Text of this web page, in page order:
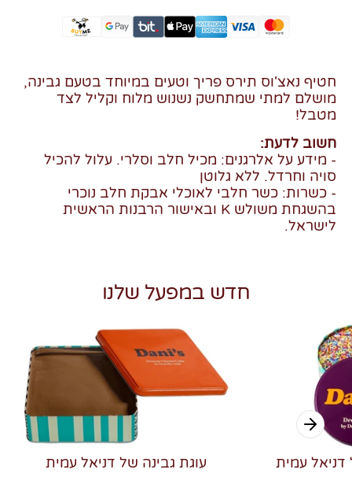
חטיף נאצ'וס תירס פריך וטעים במיוחד בטעם גבינה,
מושלם למתי שמתחשק נשנוש מלוח וקליל לצד
מטבל!
חשוב לדעת:
- מידע על אלרגנים: מכיל חלב וסלרי. עלול להכיל
סויה וחרדל. ללא גלוטן
- כשרות: כשר חלבי לאוכלי אבקת חלב נוכרי
בהשגחת משולש K ובאישור הרבנות הראשית
לישראל.
חדש במפעל שלנו
עוגת גבינה של דניאל עמית דניאל עמית